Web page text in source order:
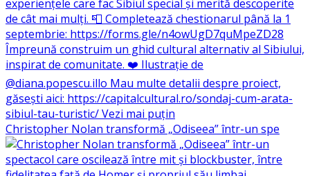
Christopher Nolan transformă „Odiseea” într-un spe